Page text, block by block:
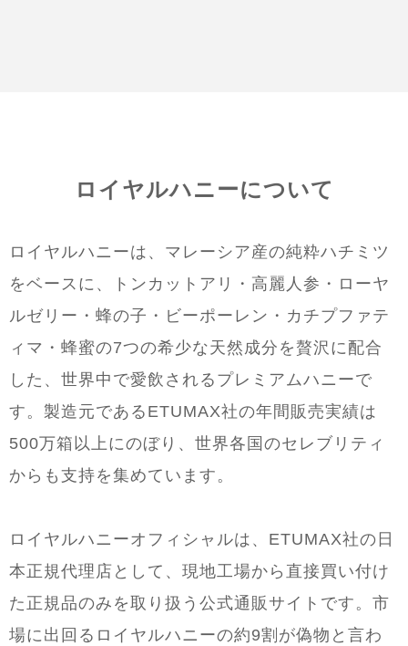
ロイヤルハニーについて
ロイヤルハニーは、マレーシア産の純粋ハチミツ
をベースに、トンカットアリ・高麗人参・ローヤ
ルゼリー・蜂の子・ビーポーレン・カチプファテ
ィマ・蜂蜜の7つの希少な天然成分を贅沢に配合
した、世界中で愛飲されるプレミアムハニーで
す。製造元であるETUMAX社の年間販売実績は
500万箱以上にのぼり、世界各国のセレブリティ
からも支持を集めています。
ロイヤルハニーオフィシャルは、ETUMAX社の日
本正規代理店として、現地工場から直接買い付け
た正規品のみを取り扱う公式通販サイトです。市
場に出回るロイヤルハニーの約9割が偽物と言わ